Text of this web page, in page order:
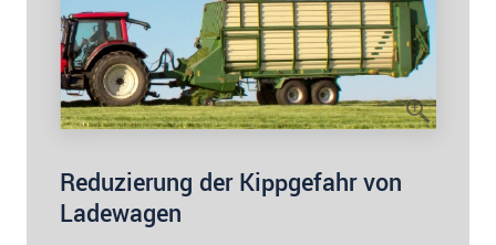
Reduzierung der Kippgefahr von
Ladewagen